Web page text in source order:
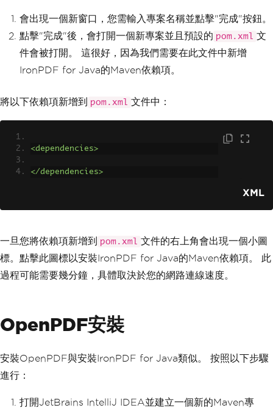
會出現一個新窗口，您需輸入專案名稱並點擊"完成"按鈕。
點擊"完成"後，會打開一個新專案並且預設的 pom.xml
文
件會被打開。 這很好，因為我們需要在此文件中新增
IronPDF for Java的Maven依賴項。
將以下依賴項新增到 pom.xml 文件中：
<dependencies>
</dependencies>
XML
一旦您將依賴項新增到 pom.xml
文件的右上角會出現一個小圖
標。點擊此圖標以安裝IronPDF for Java的Maven依賴項。 此
過程可能需要幾分鐘，具體取決於您的網路連線速度。
OpenPDF安裝
安裝OpenPDF與安裝IronPDF for Java類似。 按照以下步驟
進行：
打開JetBrains IntelliJ IDEA並建立一個新的Maven專